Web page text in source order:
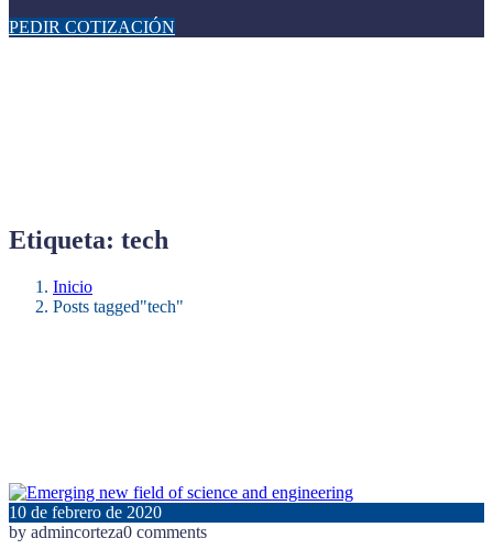
PEDIR COTIZACIÓN
Etiqueta: tech
Inicio
Posts tagged"tech"
10 de febrero de 2020
by admincorteza0 comments